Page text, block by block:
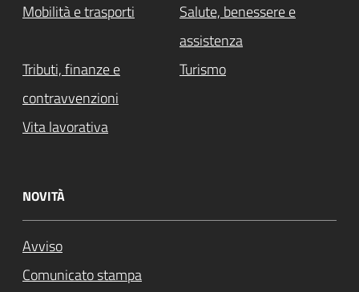
Mobilità e trasporti
Salute, benessere e
assistenza
Tributi, finanze e
contravvenzioni
Turismo
Vita lavorativa
NOVITÀ
Avviso
Comunicato stampa